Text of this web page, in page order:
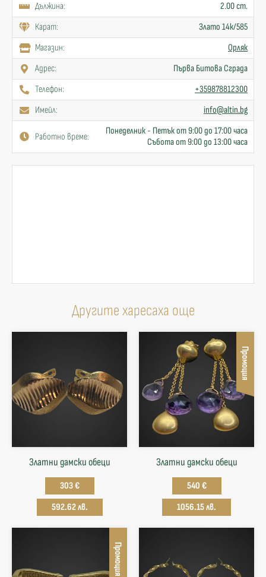
Дължина:
2.00 cm.
Карат:
Злато 14к/585
Mагазин:
Орляк
Адрес:
Първа Битова Сграда
Телефон:
+359878812300
Имейл:
info@altin.bg
Работно време:
Понеделник - Петък от 9:00 до 17:00 часа
Събота от 9:00 до 13:00 часа
Другите харесаха още
Златни дамски обеци
303 €
592.62 лв.
Промоция
Златни дамски обеци
540 €
1056.15 лв.
Промоция